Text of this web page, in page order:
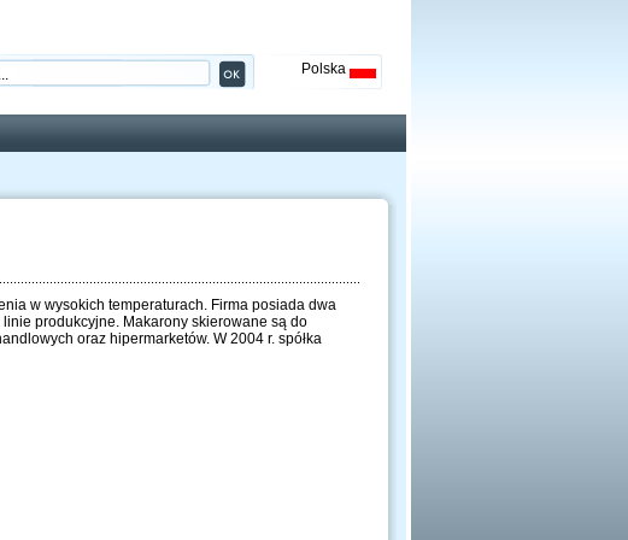
Polska
w wysokich temperaturach. Firma posiada dwa
produkcyjne. Makarony skierowane są do
oraz hipermarketów. W 2004 r. spółka